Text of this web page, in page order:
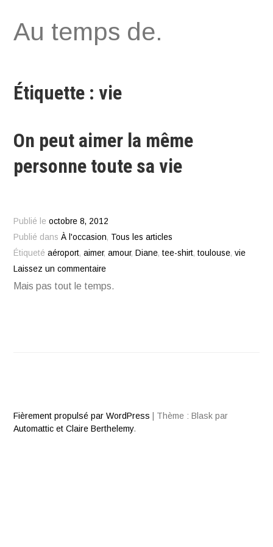
au
Au temps de.
Étiquette : vie
On peut aimer la même
personne toute sa vie
Publié leoctobre 8, 2012
Publié dansÀ l'occasion, Tous les articles
Étiquetéaéroport,aimer,amour, Diane,tee-shirt,toulouse,vie
Laissez un commentaire
Mais pas tout le temps.
Fièrement propulsé par WordPress
Thème : Blask par
Automattic et Claire Berthelemy.